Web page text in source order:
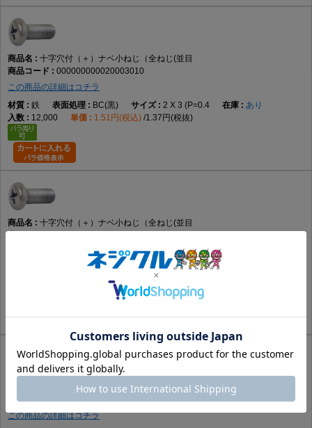
使用環境に適した仕様を選ぶ
使用環境
締結相手や施工条件に合わせて選定する
機械装置の組立
電子機器
制御盤
各種設備
六角レンチによる締付が必要な用途
データに記載のない性能が必要な用途
小ねじにはJISやISOで規定されている形状がありますが、データには具体
十字穴付（＋）ナベ小ねじ（全ねじ(並目
000000000020003010
この商品の詳細はコチラ
鉄
BC(黒) 2 X 3 (P=0.4
あり
12,000
1.51円(税込) 1.37円(税抜)
十字穴付（＋）ナベ小ねじ（全ねじ(並目
この商品の詳細はコチラ
ﾊﾟ-ｶ-(黒) 2 X 3 (P=0.4
1.81円(税込)
十字穴付（＋）ナベ小ねじ（全ねじ(並目
000000000020003016
この商品の詳細はコチラ